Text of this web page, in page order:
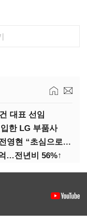
대표 선임
한 LG 부품사
삼성전자, 창립 56주년 행사…전영현 “초심으로 경쟁력 회복해야”
…전년비 56%↑